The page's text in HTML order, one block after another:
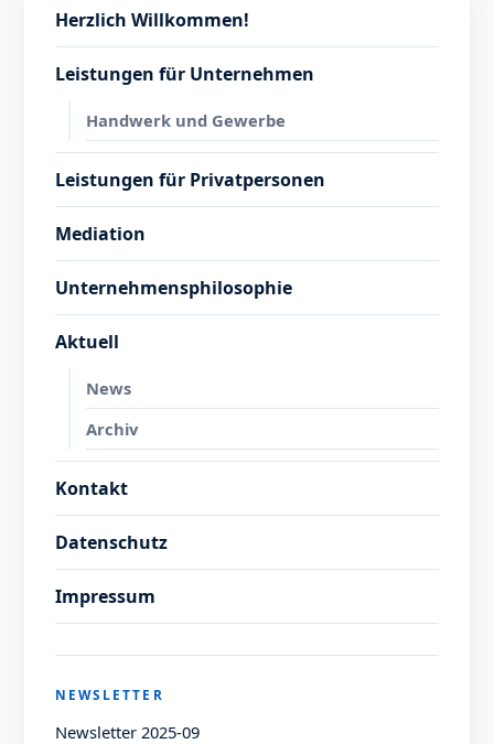
Herzlich Willkommen!
Leistungen für Unternehmen
Handwerk und Gewerbe
Leistungen für Privatpersonen
Mediation
Unternehmensphilosophie
Aktuell
News
Archiv
Kontakt
Datenschutz
Impressum
NEWSLETTER
Newsletter 2025-09